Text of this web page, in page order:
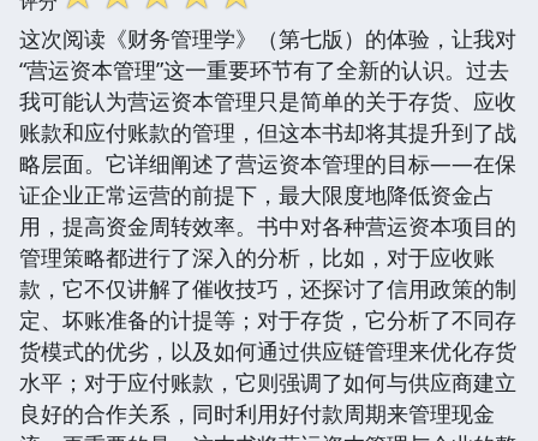
这次阅读《财务管理学》（第七版）的体验，让我对
“营运资本管理”这一重要环节有了全新的认识。过去
我可能认为营运资本管理只是简单的关于存货、应收
账款和应付账款的管理，但这本书却将其提升到了战
略层面。它详细阐述了营运资本管理的目标——在保
证企业正常运营的前提下，最大限度地降低资金占
用，提高资金周转效率。书中对各种营运资本项目的
管理策略都进行了深入的分析，比如，对于应收账
款，它不仅讲解了催收技巧，还探讨了信用政策的制
定、坏账准备的计提等；对于存货，它分析了不同存
货模式的优劣，以及如何通过供应链管理来优化存货
水平；对于应付账款，它则强调了如何与供应商建立
良好的合作关系，同时利用好付款周期来管理现金